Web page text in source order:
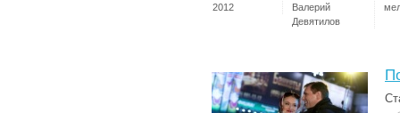
2012
Валерий
Девятилов